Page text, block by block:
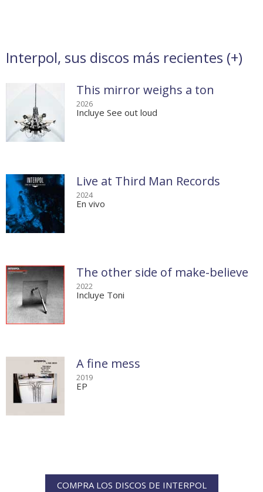
Interpol, sus discos más recientes (+)
This mirror weighs a ton
2026
Incluye See out loud
Live at Third Man Records
2024
En vivo
The other side of make-believe
2022
Incluye Toni
A fine mess
2019
EP
COMPRA LOS DISCOS DE INTERPOL